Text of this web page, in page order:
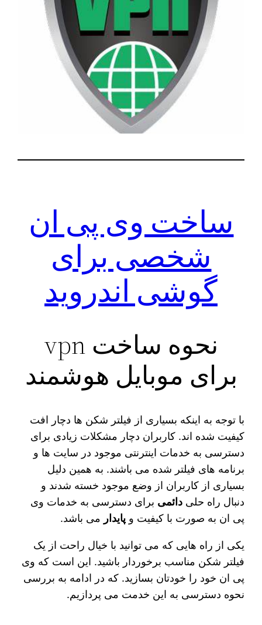
ساخت وی پی ان
شخصی برای
گوشی اندروید
نحوه ساخت vpn
برای موبایل هوشمند
با توجه به اینکه بسیاری از فیلتر شکن ها دچار افت
کیفیت شده‌ اند. کاربران دچار مشکلات زیادی برای
دسترسی به خدمات اینترنتی موجود در سایت‌ ها و
برنامه‌ های فیلتر شده می باشند. به همین دلیل
بسیاری از کاربران از وضع موجود خسته شدند و
دنبال راه حلیدائمی برای دسترسی به خدمات وی‌
پی‌ ان به صورت با کیفیت وپایدار می‌ باشد.
یکی از راه‌ هایی که می‌ توانید با خیال راحت از یک
فیلتر شکن مناسب برخوردار باشید. این است که وی
پی ان خود را خودتان بسازید. که در ادامه به بررسی
نحوه دسترسی به این خدمت می پردازیم.